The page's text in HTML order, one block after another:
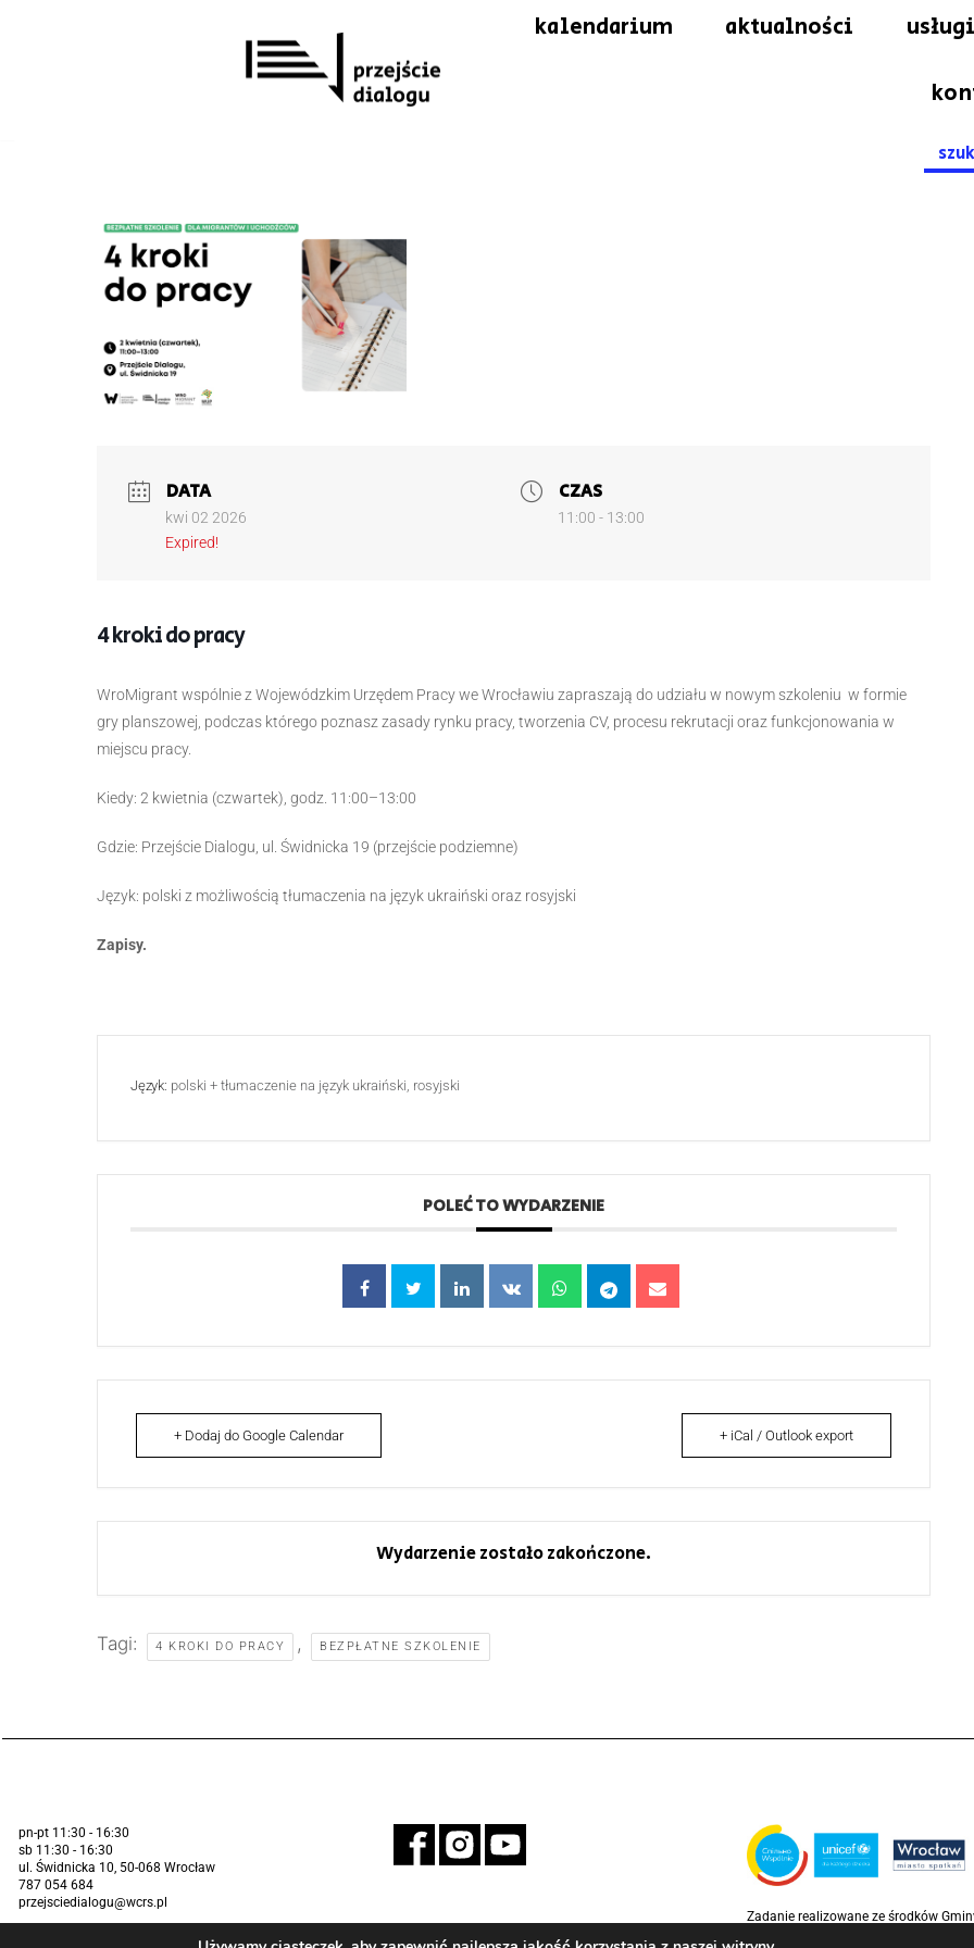
kalendarium aktualności
for:
DATA
kwi 02 2026
Expired!
CZAS
11:00 - 13:00
4 kroki do pracy
WroMigrant wspólnie z Wojewódzkim Urzędem Pracy we Wrocławiu zapraszają do udziału w nowym szkoleniu w formie
gry planszowej, podczas którego poznasz zasady rynku pracy, tworzenia CV, procesu rekrutacji oraz funkcjonowania w
miejscu pracy.
Kiedy: 2 kwietnia (czwartek), godz. 11:00–13:00
Gdzie: Przejście Dialogu, ul. Świdnicka 19 (przejście podziemne)
Język: polski z możliwością tłumaczenia na język ukraiński oraz rosyjski
Zapisy.
Język: polski + tłumaczenie na język ukraiński, rosyjski
POLEĆ TO WYDARZENIE
+ Dodaj do Google Calendar + iCal / Outlook export
Wydarzenie zostało zakończone.
Tagi: 4 KROKI DO PRACY , BEZPŁATNE SZKOLENIE
pn-pt 11:30 - 16:30
sb 11:30 - 16:30
ul. Świdnicka 10, 50-068 Wrocław
787 054 684
przejsciedialogu@wcrs.pl
Zadanie realizowane ze środków